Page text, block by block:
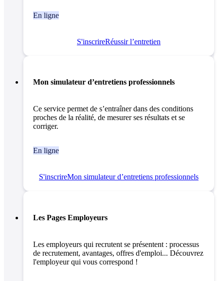
En ligne
S'inscrireRéussir l’entretien
Mon simulateur d’entretiens professionnels
Ce service permet de s’entraîner dans des conditions
proches de la réalité, de mesurer ses résultats et se
corriger.
En ligne
S'inscrireMon simulateur d’entretiens professionnels
Les Pages Employeurs
Les employeurs qui recrutent se présentent : processus
de recrutement, avantages, offres d'emploi... Découvrez
l'employeur qui vous correspond !